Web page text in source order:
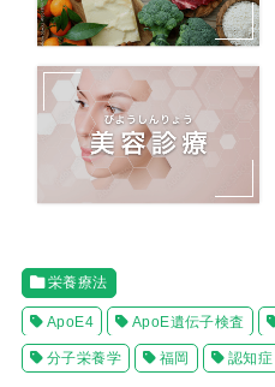
栄養療法
ApoE4 ApoE遺伝子検査
分子栄養学 福岡 認知症